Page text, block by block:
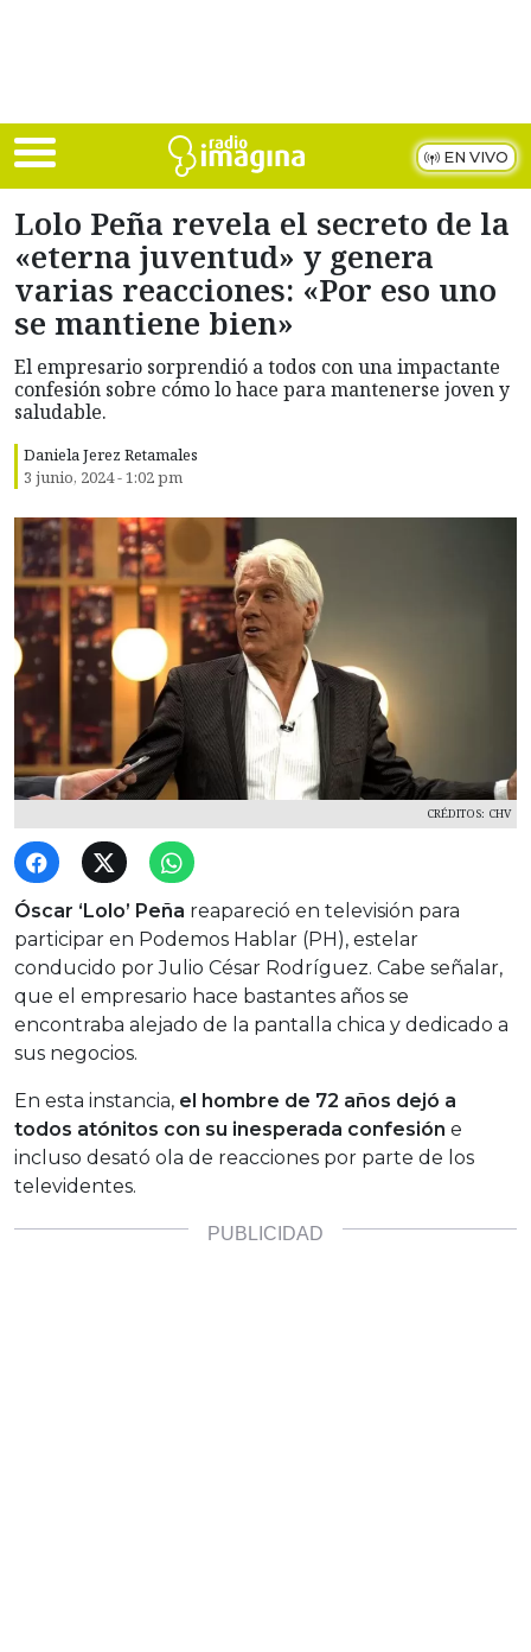
EN VIVO
Lolo Peña revela el secreto de la
«eterna juventud» y genera
varias reacciones: «Por eso uno
se mantiene bien»
El empresario sorprendió a todos con una impactante
confesión sobre cómo lo hace para mantenerse joven y
saludable.
Daniela Jerez Retamales
3 junio, 2024 - 1:02 pm
CRÉDITOS: CHV
Óscar ‘Lolo’ Peña reapareció en televisión para
participar en Podemos Hablar (PH), estelar
conducido por Julio César Rodríguez. Cabe señalar,
que el empresario hace bastantes años se
encontraba alejado de la pantalla chica y dedicado a
sus negocios.
En esta instancia, el hombre de 72 años dejó a
todos atónitos con su inesperada confesión e
incluso desató ola de reacciones por parte de los
televidentes.